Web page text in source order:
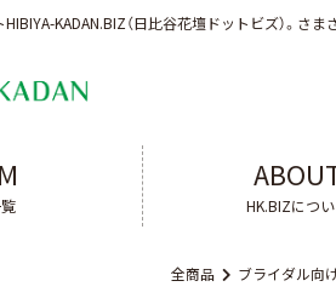
KADAN.BIZ（日比谷花壇ドットビズ）。 さま
HK.BIZにつ
全商品 ブライダル向